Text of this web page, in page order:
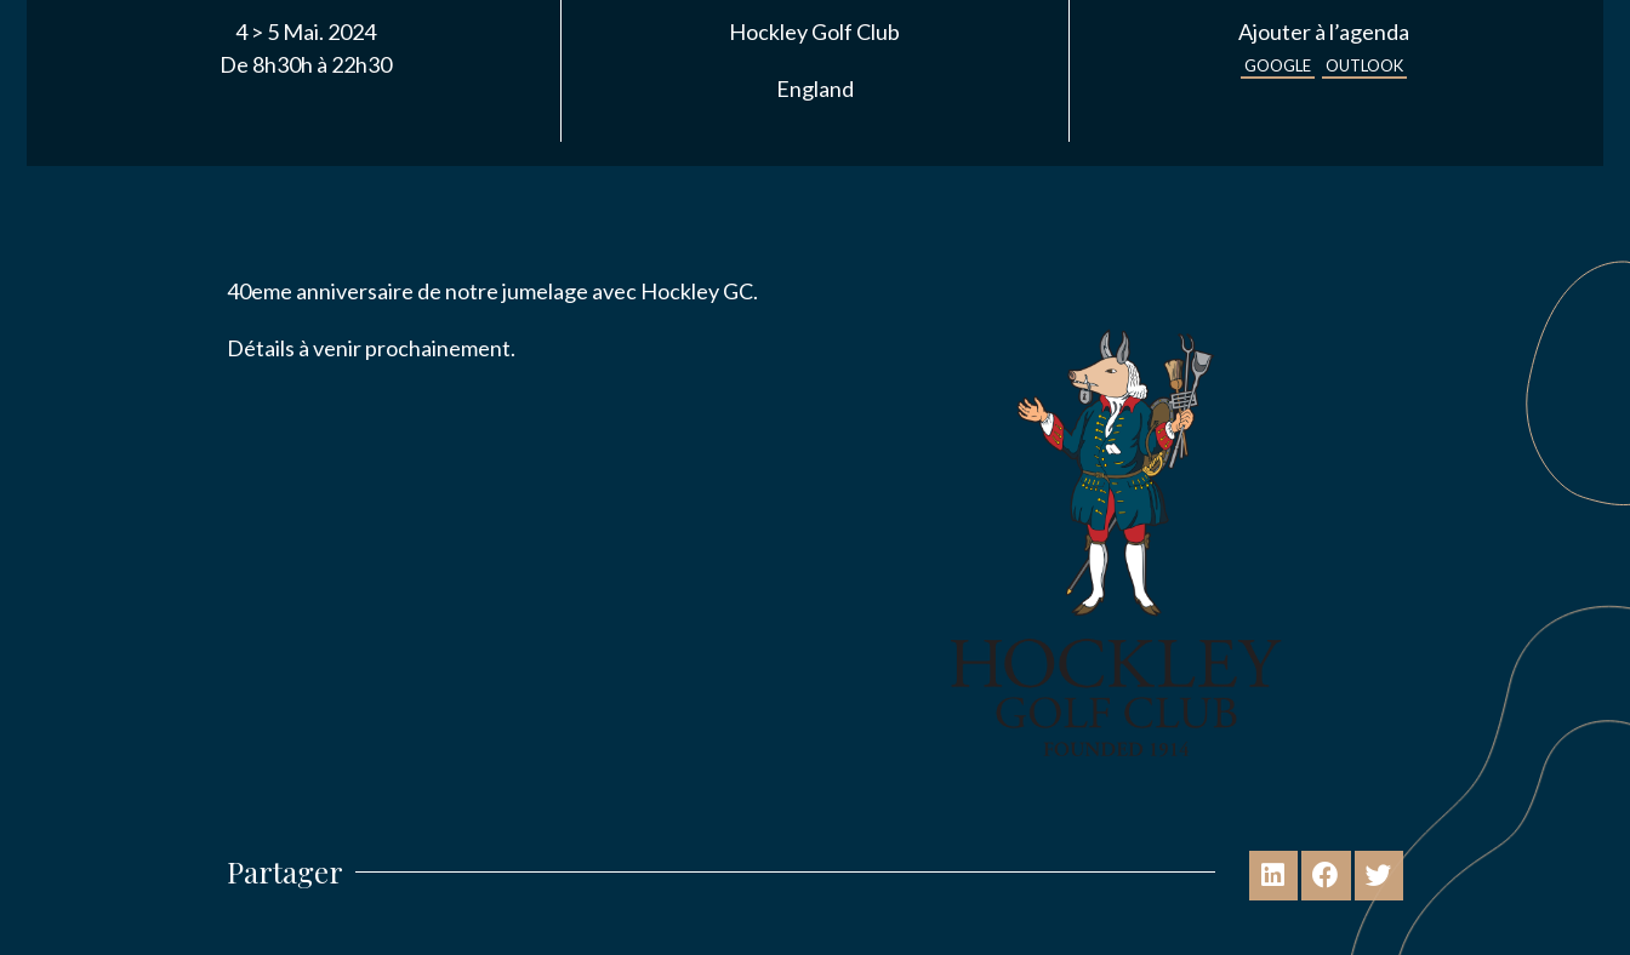
4 > 5 Mai. 2024
De 8h30h à 22h30
Hockley Golf Club
England
Ajouter à l’agenda
GOOGLE OUTLOOK
40eme anniversaire de notre jumelage avec Hockley GC.
Détails à venir prochainement.
Partager
ACTUALITÉS
J’autorise l'association ASS SPORTIVE GOLF ETRETAT à enregistrer mes